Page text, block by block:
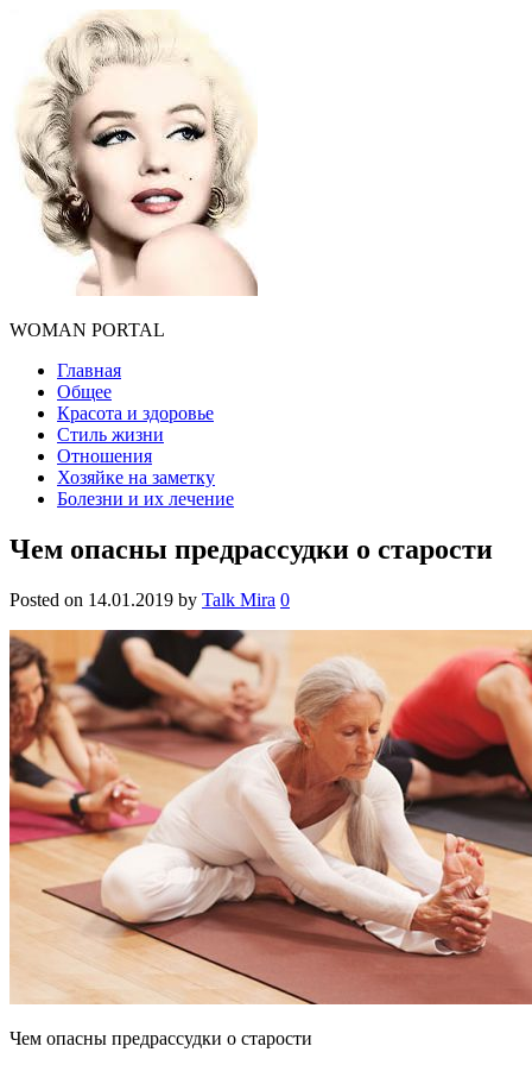
WOMAN PORTAL
Главная
Общее
Красота и здоровье
Стиль жизни
Отношения
Хозяйке на заметку
Болезни и их лечение
Чем опасны предрассудки о старости
Posted on 14.01.2019 by Talk Mira 0
Чем опасны предрассудки о старости